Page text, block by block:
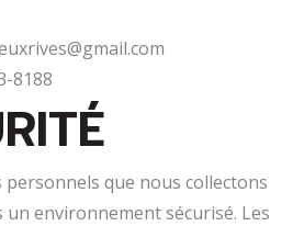
8188
que nous collectons
un environnement sécurisé. Les